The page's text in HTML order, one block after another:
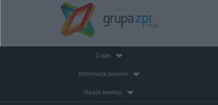
O nas
Informacje prawne
Nasze serwisy